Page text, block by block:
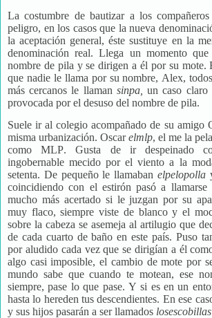
La costumbre de bautizar a los
peligro, en los casos que la nueva
la aceptación general, éste sustituye en la
denominación real. Llega un momento
nombre de pila y se dirigen a él por su mote.
que nadie le llama por su nombre, Alex,
más cercanos le llaman sinpa,un caso claro
provocada por el desuso del nombre de pila.
Suele ir al colegio acompañado de su amigo
misma urbanización. Oscarelmlp, el me la
como MLP. Gusta de ir despeinado
ingobernable mecido por el viento a la
setenta. De pequeño le llamaban elpelopolla
coincidiendo con el estirón pasó a llamarse
mucho más acertado si le juzgan por su
muy flaco, siempre viste de blanco y el
sobre la cabeza se asemeja al artilugio que
de cada cuarto de baño en este país. Puso
por aludido cada vez que se dirigían a él
algo casi imposible, el cambio de mote por
mundo sabe que cuando te motean, ese
siempre, pase lo que pase. Y si es en un
hasta lo hereden tus descendientes. En ese
y sus hijos pasarán a ser llamados losescobillas